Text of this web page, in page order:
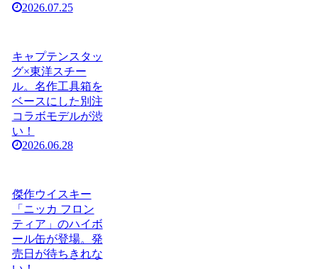
2026.07.25
キャプテンスタッ
グ×東洋スチー
ル。名作工具箱を
ベースにした別注
コラボモデルが渋
い！
2026.06.28
傑作ウイスキー
「ニッカ フロン
ティア」のハイボ
ール缶が登場。発
売日が待ちきれな